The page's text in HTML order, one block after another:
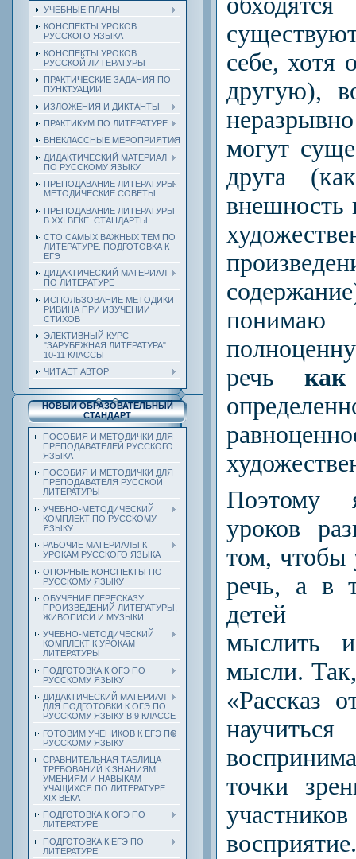
УЧЕБНЫЕ ПЛАНЫ
КОНСПЕКТЫ УРОКОВ
РУССКОГО ЯЗЫКА
КОНСПЕКТЫ УРОКОВ
РУССКОЙ ЛИТЕРАТУРЫ
ПРАКТИЧЕСКИЕ ЗАДАНИЯ ПО
ПУНКТУАЦИИ
ИЗЛОЖЕНИЯ И ДИКТАНТЫ
ПРАКТИКУМ ПО ЛИТЕРАТУРЕ
ВНЕКЛАССНЫЕ МЕРОПРИЯТИЯ
ДИДАКТИЧЕСКИЙ МАТЕРИАЛ
ПО РУССКОМУ ЯЗЫКУ
ПРЕПОДАВАНИЕ ЛИТЕРАТУРЫ.
МЕТОДИЧЕСКИЕ СОВЕТЫ
ПРЕПОДАВАНИЕ ЛИТЕРАТУРЫ
В XXI ВЕКЕ. СТАНДАРТЫ
СТО САМЫХ ВАЖНЫХ ТЕМ ПО
ЛИТЕРАТУРЕ. ПОДГОТОВКА К
ЕГЭ
ДИДАКТИЧЕСКИЙ МАТЕРИАЛ
ПО ЛИТЕРАТУРЕ
ИСПОЛЬЗОВАНИЕ МЕТОДИКИ
РИВИНА ПРИ ИЗУЧЕНИИ
СТИХОВ
ЭЛЕКТИВНЫЙ КУРС
"ЗАРУБЕЖНАЯ ЛИТЕРАТУРА".
10-11 КЛАССЫ
ЧИТАЕТ АВТОР
НОВЫЙ ОБРАЗОВАТЕЛЬНЫЙ
СТАНДАРТ
ПОСОБИЯ И МЕТОДИЧКИ ДЛЯ
ПРЕПОДАВАТЕЛЕЙ РУССКОГО
ЯЗЫКА
ПОСОБИЯ И МЕТОДИЧКИ ДЛЯ
ПРЕПОДАВАТЕЛЯ РУССКОЙ
ЛИТЕРАТУРЫ
УЧЕБНО-МЕТОДИЧЕСКИЙ
КОМПЛЕКТ ПО РУССКОМУ
ЯЗЫКУ
РАБОЧИЕ МАТЕРИАЛЫ К
УРОКАМ РУССКОГО ЯЗЫКА
ОПОРНЫЕ КОНСПЕКТЫ ПО
РУССКОМУ ЯЗЫКУ
ОБУЧЕНИЕ ПЕРЕСКАЗУ
ПРОИЗВЕДЕНИЙ ЛИТЕРАТУРЫ,
ЖИВОПИСИ И МУЗЫКИ
УЧЕБНО-МЕТОДИЧЕСКИЙ
КОМПЛЕКТ К УРОКАМ
ЛИТЕРАТУРЫ
ПОДГОТОВКА К ОГЭ ПО
РУССКОМУ ЯЗЫКУ
ДИДАКТИЧЕСКИЙ МАТЕРИАЛ
ДЛЯ ПОДГОТОВКИ К ОГЭ ПО
РУССКОМУ ЯЗЫКУ В 9 КЛАССЕ
ГОТОВИМ УЧЕНИКОВ К ЕГЭ ПО
РУССКОМУ ЯЗЫКУ
СРАВНИТЕЛЬНАЯ ТАБЛИЦА
ТРЕБОВАНИЙ К ЗНАНИЯМ,
УМЕНИЯМ И НАВЫКАМ
УЧАЩИХСЯ ПО ЛИТЕРАТУРЕ
ХIХ ВЕКА
ПОДГОТОВКА К ОГЭ ПО
ЛИТЕРАТУРЕ
ПОДГОТОВКА К ЕГЭ ПО
ЛИТЕРАТУРЕ
себе, хотя
другую),
могут
друга
внешность
речь как
Поэтому
уроков
том, чтобы
речь, а в
детей
мыслить
мысли.
«Рассказ
точки
восприятие.